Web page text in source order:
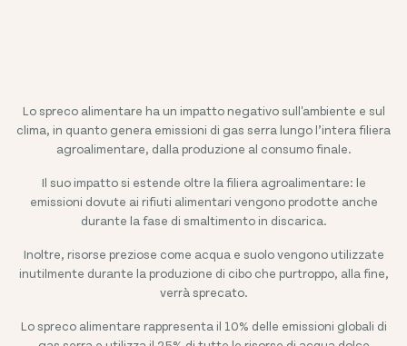
Lo spreco alimentare ha un impatto negativo sull'ambiente e sul
clima, in quanto genera emissioni di gas serra lungo l’intera filiera
agroalimentare, dalla produzione al consumo finale.
Il suo impatto si estende oltre la filiera agroalimentare: le
emissioni dovute ai rifiuti alimentari vengono prodotte anche
durante la fase di smaltimento in discarica.
Inoltre, risorse preziose come acqua e suolo vengono utilizzate
inutilmente durante la produzione di cibo che purtroppo, alla fine,
verrà sprecato.
Lo spreco alimentare rappresenta il 10% delle emissioni globali di